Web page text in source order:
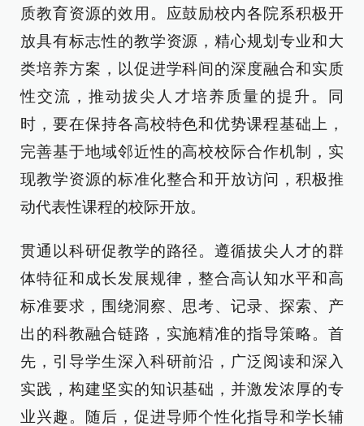
质教育资源的效用。应鼓励校内各院系积极开
放具有标志性的教学资源，精心规划专业和大
类培养方案，以促进学科间的深度融合和实质
性交流，推动拔尖人才培养质量的提升。同
时，要在保持各高校特色和优势课程基础上，
完善基于地域邻近性的高校校际合作机制，实
现教学资源的标准化整合和开放访问，积极推
动代表性课程的校际开放。
贯通以科研促教学的路径。遵循拔尖人才的群
体特征和成长发展规律，整合高认知水平和高
标准要求，围绕洞察、思考、记录、探索、产
出的科教融合链路，实施精准的指导策略。首
先，引导学生深入科研前沿，广泛阅读和深入
实践，构建坚实的知识基础，并激发浓厚的专
业兴趣。随后，促进导师个性化指导和学长辅